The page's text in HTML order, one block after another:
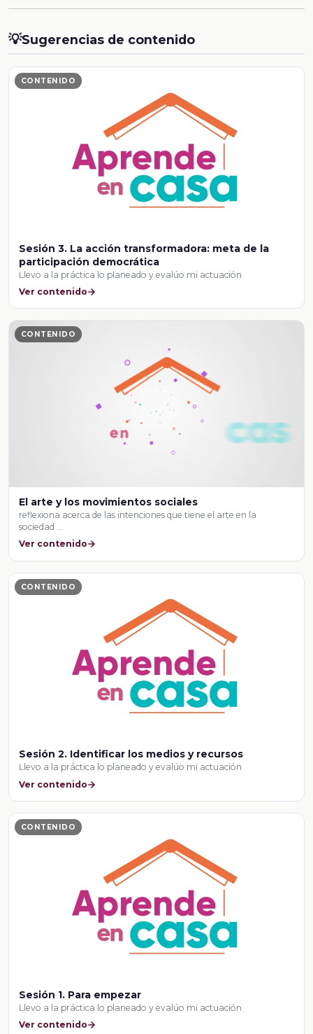
💡Sugerencias de contenido
CONTENIDO
Sesión 3. La acción transformadora: meta de la
participación democrática
Llevo a la práctica lo planeado y evalúo mi actuación
Ver contenido
CONTENIDO
El arte y los movimientos sociales
reflexiona acerca de las intenciones que tiene el arte en la
sociedad …
Ver contenido
CONTENIDO
Sesión 2. Identificar los medios y recursos
Llevo a la práctica lo planeado y evalúo mi actuación
Ver contenido
CONTENIDO
Sesión 1. Para empezar
Llevo a la práctica lo planeado y evalúo mi actuación
Ver contenido